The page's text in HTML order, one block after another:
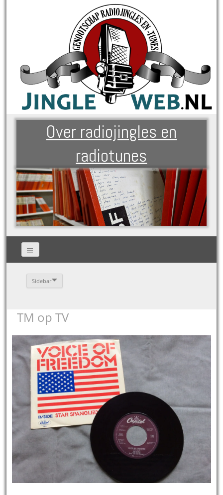
Over radiojingles en
radiotunes
Sidebar
TM op TV